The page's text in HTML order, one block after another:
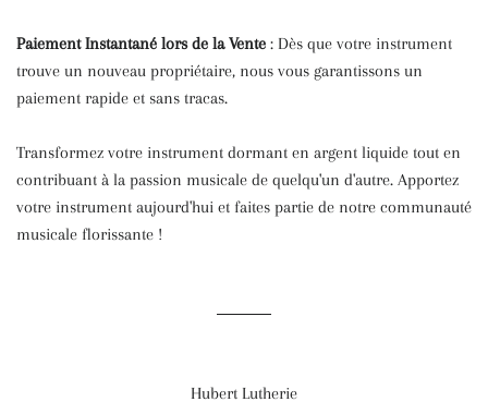
Paiement Instantané lors de la Vente : Dès que votre instrument
trouve un nouveau propriétaire, nous vous garantissons un
paiement rapide et sans tracas.
Transformez votre instrument dormant en argent liquide tout en
contribuant à la passion musicale de quelqu'un d'autre. Apportez
votre instrument aujourd'hui et faites partie de notre communauté
musicale florissante !
Hubert Lutherie